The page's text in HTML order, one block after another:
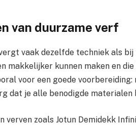
van duurzame verf
vaak dezelfde techniek als
makkelijker kunnen maken en
voor een goede voorbereiding:
dat je alle benodigde materialen
verven zoals Jotun Demidekk